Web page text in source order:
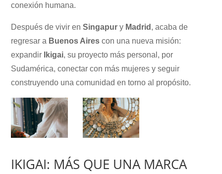
conexión humana.
Después de vivir enSingapur y Madrid , acaba de
regresar a Buenos Aires con una nueva misión:
expandir
Ikigai, su proyecto más personal, por
Sudamérica, conectar con más mujeres y seguir
construyendo una comunidad en torno al propósito.
IKIGAI: MÁS QUE UNA MARCA